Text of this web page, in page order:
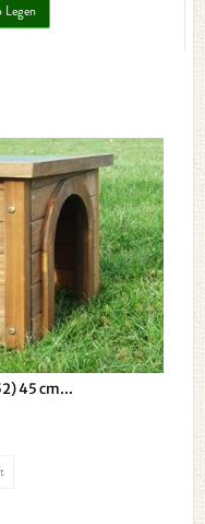
Legen
45 cm...